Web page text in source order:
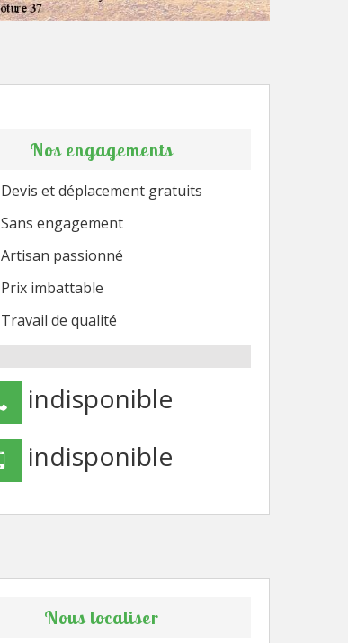
Nos engagements
Devis et déplacement gratuits
Sans engagement
Artisan passionné
Prix imbattable
Travail de qualité
indisponible
indisponible
Nous localiser